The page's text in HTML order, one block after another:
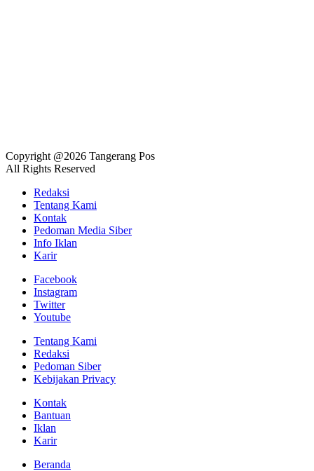
Copyright @2026 Tangerang Pos
All Rights Reserved
Redaksi
Tentang Kami
Kontak
Pedoman Media Siber
Info Iklan
Karir
Facebook
Instagram
Twitter
Youtube
Tentang Kami
Redaksi
Pedoman Siber
Kebijakan Privacy
Kontak
Bantuan
Iklan
Karir
Beranda